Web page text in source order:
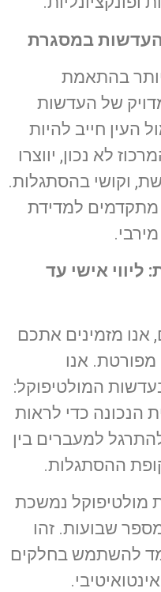
בהתאמת
של העדשות
העין חייב להיות
לא נכון, יווצרו
וקושי בהסתגלות.
למדידת
ליווי אישי עד
מזמינים אתכם
אנו
המולטיפוקל:
הנכונה כדי לראות
למעברים בין
ההסתגלות.
מולטיפוקל נמשכת
שבועות. זהו
להשתמש בחלקים